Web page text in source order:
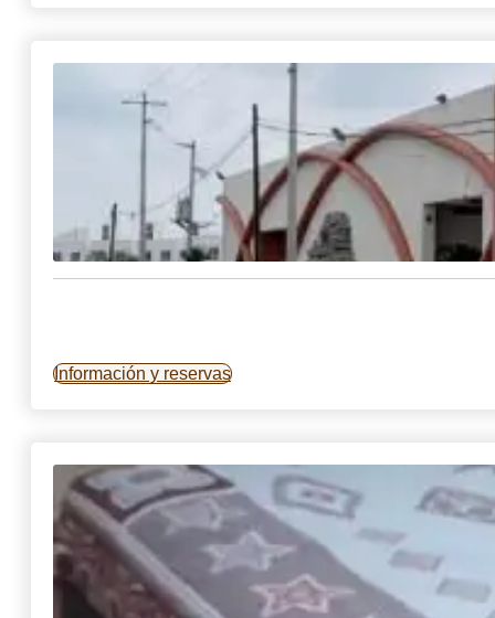
Información y reservas